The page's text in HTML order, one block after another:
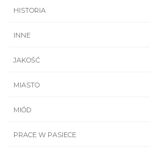
HISTORIA
INNE
JAKOŚĆ
MIASTO
MIÓD
PRACE W PASIECE